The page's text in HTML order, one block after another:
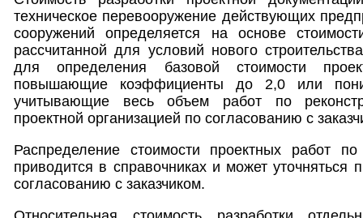
техническое перевооружение действующих
сооружений определяется на основе
рассчитанной для условий нового
для определения базовой стоимости
повышающие коэффициенты до 2,0 или
учитывающие весь объем работ по
проектной организацией по согласованию с
Распределение стоимости проектных работ
приводится в справочниках и может уточняться
согласованию с заказчиком.